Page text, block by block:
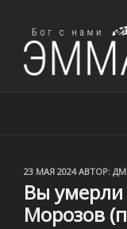
ОПУБЛИКОВАНО
23 МАЯ 2024АВТОР:
Вы умерли
Морозов